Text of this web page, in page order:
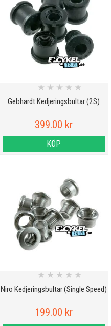
Gebhardt Kedjeringsbultar (2S)
★ ★ ★ ★ ★
399.00 kr
KÖP
Niro Kedjeringsbultar (Single Speed)
★ ★ ★ ★ ★
199.00 kr